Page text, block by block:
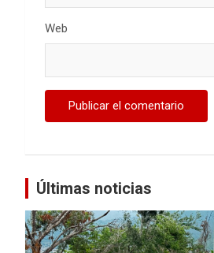
Web
Últimas noticias